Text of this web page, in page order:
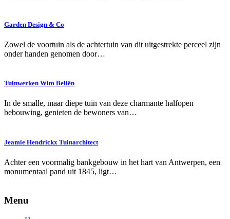
Garden Design & Co
Zowel de voortuin als de achtertuin van dit uitgestrekte perceel zijn
onder handen genomen door…
Tuinwerken Wim Beliën
In de smalle, maar diepe tuin van deze charmante halfopen
bebouwing, genieten de bewoners van…
Jeamie Hendrickx Tuinarchitect
Achter een voormalig bankgebouw in het hart van Antwerpen, een
monumentaal pand uit 1845, ligt…
Menu